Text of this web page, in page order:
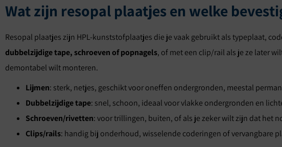
Wat zijn resopal plaatjes en welke
Resopal plaatjes zijn HPL-kunststofplaatjes die je vaak gebruikt als typeplaat,
dubbelzijdige tape, schroeven of popnagels, of met een clip/rail als je ze later
demontabel wilt monteren.
Lijmen: sterk, netjes, geschikt voor oneffen ondergronden, meestal
Dubbelzijdige tape: snel, schoon, ideaal voor vlakke ondergronden en
Schroeven/rivetten: voor trillingen, buiten, of als je zeker wilt zijn dat het
Clips/rails: handig bij onderhoud, wisselende coderingen of vervangbare